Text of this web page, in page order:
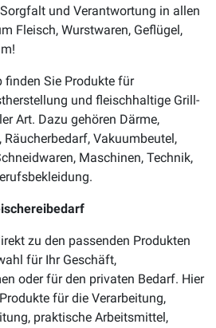
und Verantwortung in allen
Fleisch, Wurstwaren, Geflügel,
finden Sie Produkte für
und fleischhaltige Grill-
Art. Dazu gehören Därme,
Räucherbedarf, Vakuumbeutel,
Maschinen, Technik,
zu den passenden Produkten
für Ihr Geschäft,
oder für den privaten Bedarf. Hier
für die Verarbeitung,
praktische Arbeitsmittel,